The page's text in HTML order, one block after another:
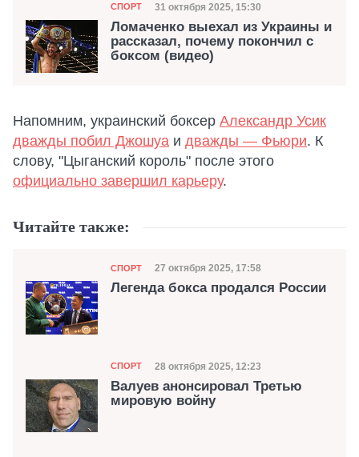
Категория
СПОРТ Дата публикации
31 октября 2025, 15:30
Ломаченко выехал из Украины и
рассказал, почему покончил с
боксом (видео)
Напомним, украинский боксер Александр Усик
дважды побил Джошуа и дважды — Фьюри. К
слову, "Цыганский король" после этого
официально завершил карьеру.
Читайте также:
Категория
СПОРТ Дата публикации
27 октября 2025, 17:58
Легенда бокса продался России
Категория
СПОРТ Дата публикации
28 октября 2025, 12:23
Валуев анонсировал Третью
мировую войну